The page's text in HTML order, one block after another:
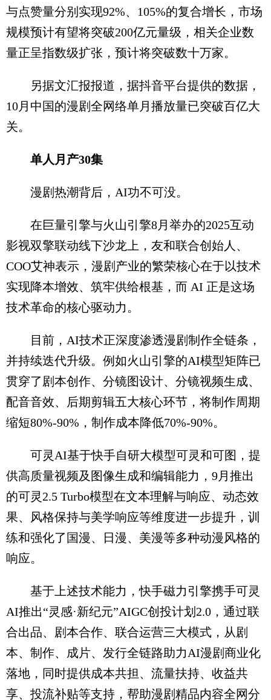
与点赞量分别实现92%、105%的复合增长，市场
规模预计有望将突破200亿元量级，相关企业数
量正呈指数级扩张，预计将突破数十万家。
另据文汇报报道，据抖音平台提供的数据，
10月中国的漫剧全网络单月播放量已突破百亿大
关。
单人月产30集
漫剧热潮背后，AI功不可没。
在巨量引擎与火山引擎8月举办的2025互动
影视双擎联动线下沙龙上，友和联合创始人、
COO艾神表示，漫剧产业的繁荣核心在于以技术
实现降本增效、筑牢供给根基，而 AI 正是这场
技术革命的核心驱动力。
目前，AI技术正深度渗透漫剧制作全链条，
并持续迭代升级。例如火山引擎的AI模型矩阵已
贯穿了剧本创作、分镜图设计、分镜视频生成、
配音音效、后期剪辑五大核心环节，将制作周期
缩短80%-90%，制作成本降低70%-90%。
可灵AI基于快手自研大模型可灵和可图，提
供高质量视频及图像生成和编辑能力，9月推出
的可灵2.5 Turbo模型在文本理解与响应、动态效
果、风格保持与美学响应等维度进一步提升，训
练和强化了国漫、日漫、美漫等多种动漫风格的
响应。
基于上述技术能力，快手磁力引擎携手可灵
AI推出“灵感·新纪元”AIGC创投计划2.0，通过联
合出品、剧本合作、联合运营三大模式，从剧
本、制作、成片、发行全链路助力AI漫剧商业化
落地，同时提供成本共担、流量扶持、收益共
享、投流补贴等支持，帮助漫剧精品内容全网分